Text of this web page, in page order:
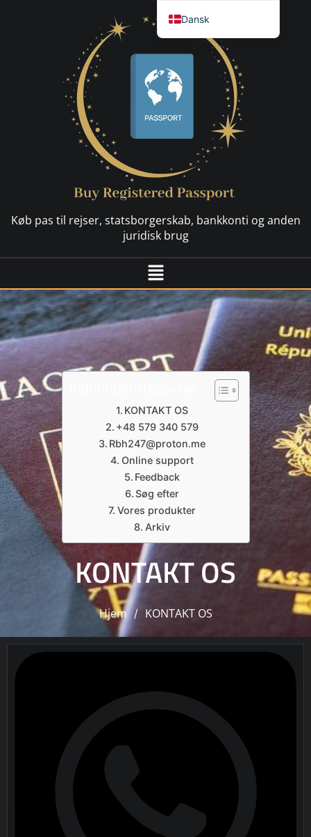
Køb pas til rejser, statsborgerskab, bankkonti og anden
juridisk brug
KONTAKT OS
+48 579 340 579
Rbh247@proton.me
Online support
Feedback
Søg efter
Vores produkter
Arkiv
KONTAKT OS
Hjem / KONTAKT OS
Dansk
English
简体中文
Français
Nederlands
Deutsch (Sie)
Русский
Hrvatski
日本語
Čeština
Ελληνικά
Português
Slovenščina
Bahasa Indonesia
Polski
한국어